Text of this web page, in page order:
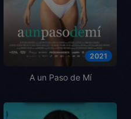
2021
A un Paso de Mí